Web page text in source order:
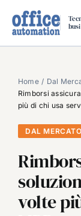
SPECIAL PAPER
TAVOLE
DAL MERCATO
VIDEO
EVENTI
CHI SIAMO
Home
Dal
Rimborsi
più di chi usa
DAL MERCATO
volte